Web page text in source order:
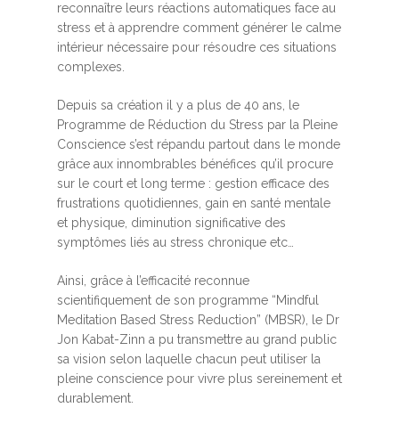
reconnaître leurs réactions automatiques face au
stress et à apprendre comment générer le calme
intérieur nécessaire pour résoudre ces situations
complexes.
Depuis sa création il y a plus de 40 ans, le
Programme de Réduction du Stress par la Pleine
Conscience s’est répandu partout dans le monde
grâce aux innombrables bénéfices qu’il procure
sur le court et long terme : gestion efficace des
frustrations quotidiennes, gain en santé mentale
et physique, diminution significative des
symptômes liés au stress chronique etc…
Ainsi, grâce à l’efficacité reconnue
scientifiquement de son programme “Mindful
Meditation Based Stress Reduction” (MBSR), le Dr
Jon Kabat-Zinn a pu transmettre au grand public
sa vision selon laquelle chacun peut utiliser la
pleine conscience pour vivre plus sereinement et
durablement.